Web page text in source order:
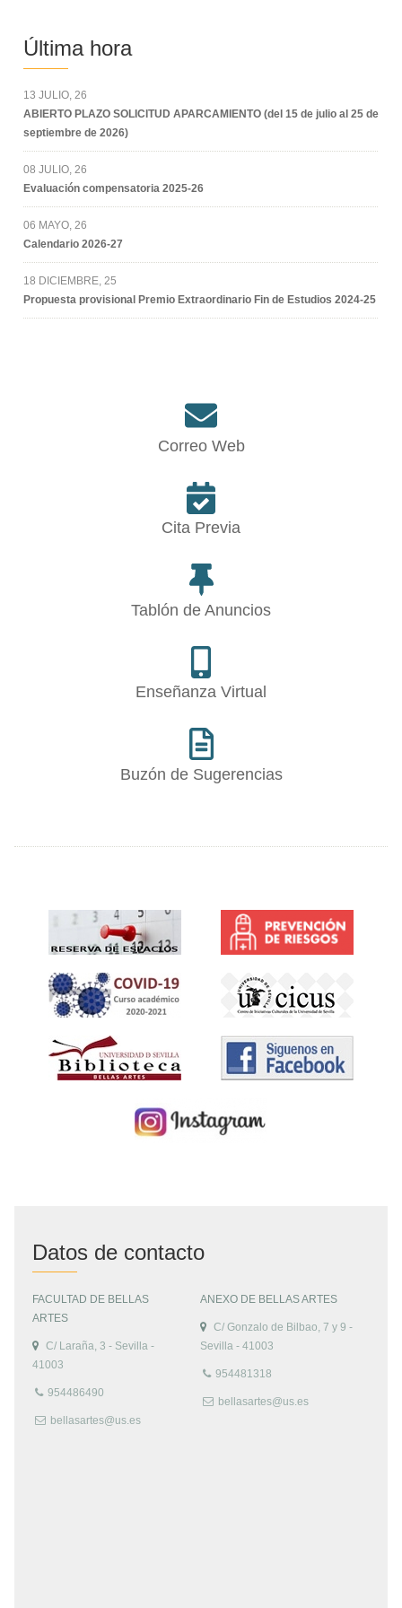
Última hora
13 JULIO, 26
ABIERTO PLAZO SOLICITUD APARCAMIENTO (del 15 de julio al 25 de
septiembre de 2026)
08 JULIO, 26
Evaluación compensatoria 2025-26
06 MAYO, 26
Calendario 2026-27
18 DICIEMBRE, 25
Propuesta provisional Premio Extraordinario Fin de Estudios 2024-25
Correo Web
Cita Previa
Tablón de Anuncios
Enseñanza Virtual
Buzón de Sugerencias
Datos de contacto
FACULTAD DE BELLAS
ARTES
C/ Laraña, 3 - Sevilla -
41003
954486490
bellasartes@us.es
ANEXO DE BELLAS ARTES
C/ Gonzalo de Bilbao, 7 y 9 -
Sevilla - 41003
954481318
bellasartes@us.es